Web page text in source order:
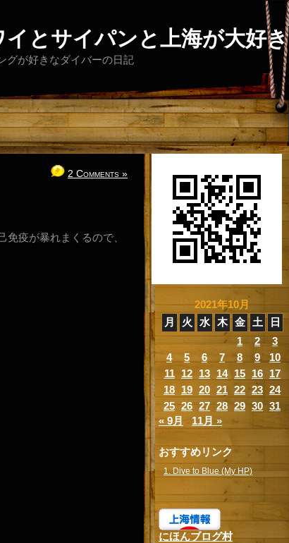
とサイパンと上海が大好き
グが好きなダイバーの日記
2 Comments »
疫が暴れまくるので、
2021年10月
月
火 水 木 金 土
日
1
2
3
4
5 6 7 8 9
10
11
12 13 14 15 16 17
18 19 20 21 22 23 24
25 26 27 28 29 30 31
« 9月
11月 »
おすすめリンク
1. Dive to Blue (My HP)
にほんブログ村